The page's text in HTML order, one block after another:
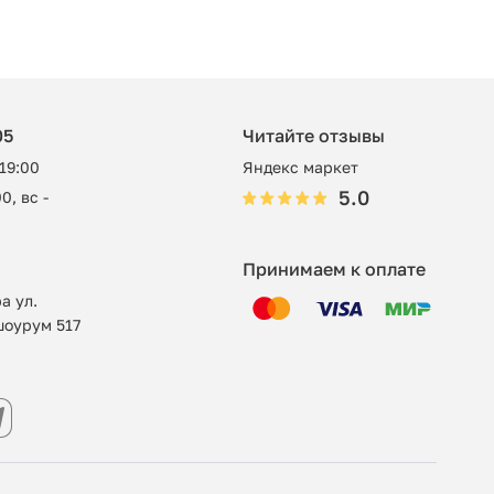
вс -
Читайте отзывы
Яндекс маркет
5.0
ул.
517
Принимаем к оплате